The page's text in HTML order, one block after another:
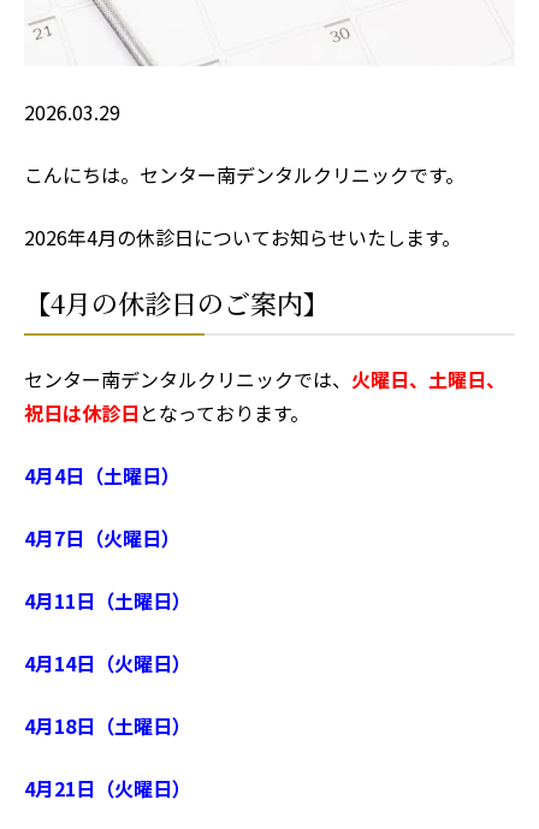
2026.03.29
こんにちは。センター南デンタルクリニックです。
2026年4月の休診日についてお知らせいたします。
【4月の休診日のご案内】
センター南デンタルクリニックでは、 火曜日、土曜日、
祝日は休診日 となっております。
4月4日（土曜日）
4月7日（火曜日）
4月11日（土曜日）
4月14日（火曜日）
4月18日（土曜日）
4月21日（火曜日）